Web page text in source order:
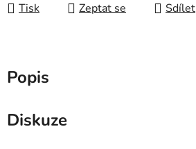
Tisk Zeptat se Sdílet
Popis
Diskuze